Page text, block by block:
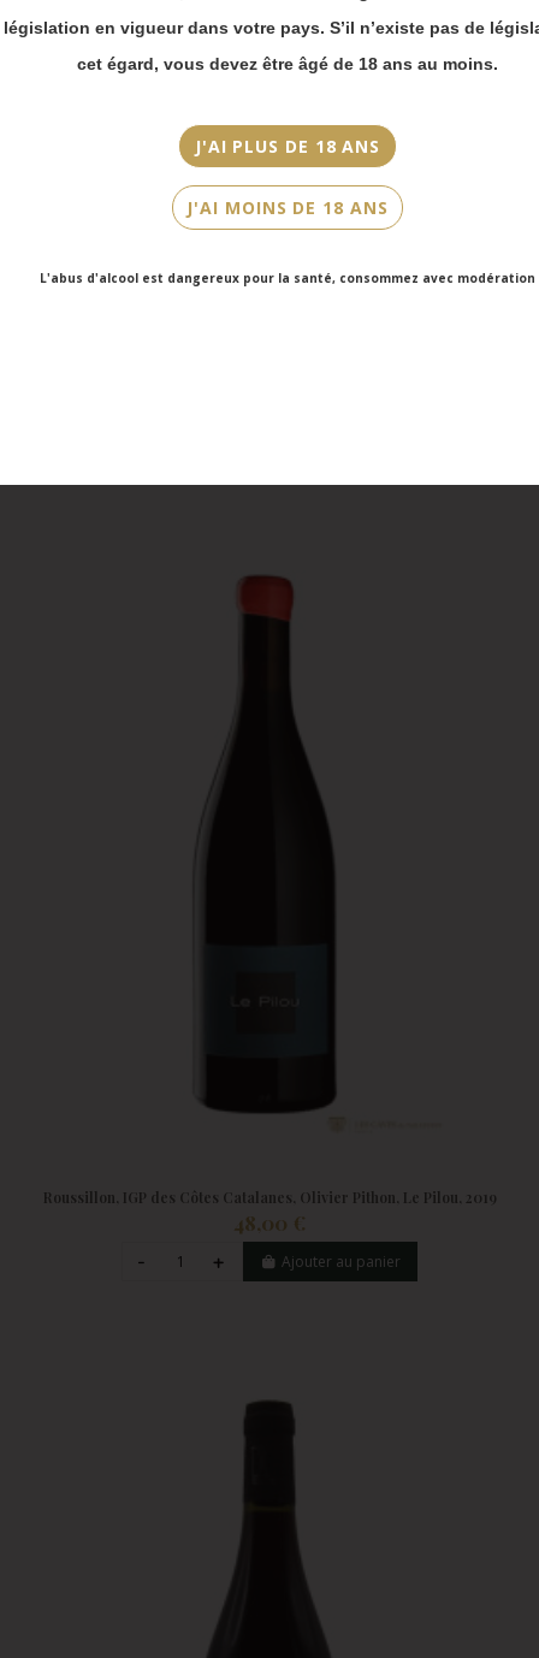
législation en vigueur dans votre pays. S’il n’existe pas de
cet égard, vous devez être âgé de 18 ans au moins.
J'AI PLUS DE 18 ANS
J'AI MOINS DE 18 ANS
L'abus d'alcool est dangereux pour la santé, consommez avec modération
Roussillon, IGP des Côtes Catalanes, Olivier Pithon, Le Pilou, 2019
48,00 €
Ajouter au panier
prendre en compte :
Les envois
reprendront à
partir du 31 août.
click-and-collect
(cave Faubourg
cave Victor Hugo)